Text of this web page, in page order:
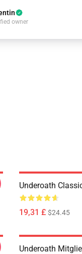
owner
Underoath
19,31 £ $24.45
Underoath